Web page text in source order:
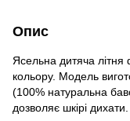
Опис
Ясельна дитяча літня
кольору. Модель
(100% натуральна
дозволяє шкірі дихати.